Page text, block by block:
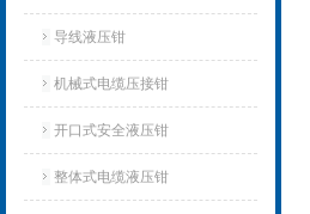
导线液压钳
机械式电缆压接钳
开口式安全液压钳
整体式电缆液压钳